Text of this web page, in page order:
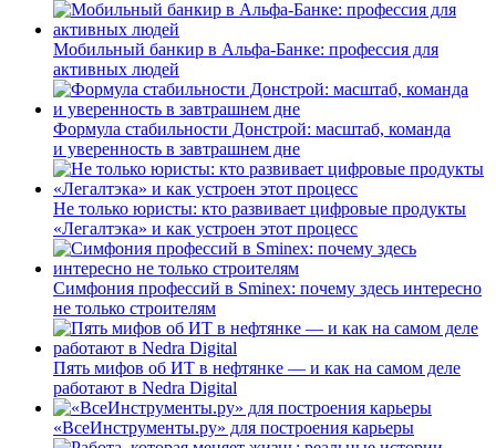
Мобильный банкир в Альфа-Банке: профессия для
активных людей
Формула стабильности Донстрой: масштаб, команда
и уверенность в завтрашнем дне
Не только юристы: кто развивает цифровые продукты
«Легалтэка» и как устроен этот процесс
Симфония профессий в Sminex: почему здесь интересно
не только строителям
Пять мифов об ИТ в нефтянке — и как на самом деле
работают в Nedra Digital
«ВсеИнструменты.ру» для построения карьеры